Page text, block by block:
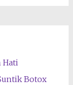
Hati
Botox